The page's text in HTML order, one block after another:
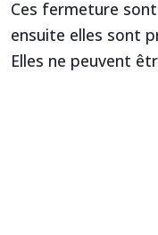
Ces fermeture
ensuite elles sont
Elles ne peuvent